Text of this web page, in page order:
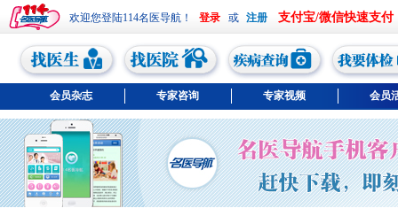
欢迎您登陆114名医导航！ 或 支付宝/微信快速支付
会员杂志 专家咨询 专家视频 会员